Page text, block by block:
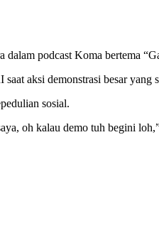
podcast Koma bertema
aksi demonstrasi besar yang
sosial.
oh kalau demo tuh begini